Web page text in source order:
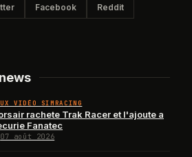
Facebook Reddit
VIDÉO SIMRACING
rachete Trak Racer et l'ajoute a
Fanatec
07 août 2026